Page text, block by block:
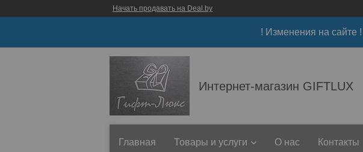
Начать продавать на Deal.by
! Изменения на сайте
Интернет-магазин GIFTLUX
Главная Товары и услуги О нас Контакты